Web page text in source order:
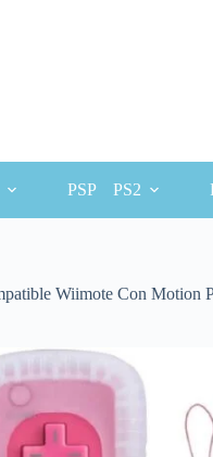
PSP PS2
Wiimote Con Motion